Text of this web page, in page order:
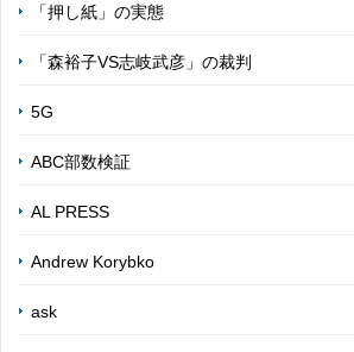
「押し紙」の実態
「森裕子VS志岐武彦」の裁判
5G
ABC部数検証
AL PRESS
Andrew Korybko
ask